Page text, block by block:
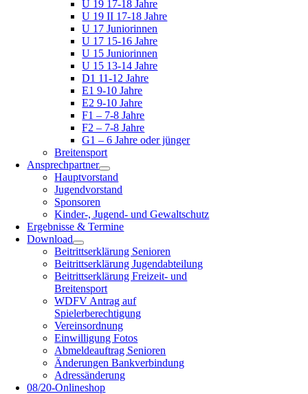
U 19 17-18 Jahre
U 19 II 17-18 Jahre
U 17 Juniorinnen
U 17 15-16 Jahre
U 15 Juniorinnen
U 15 13-14 Jahre
D1 11-12 Jahre
E1 9-10 Jahre
E2 9-10 Jahre
F1 – 7-8 Jahre
F2 – 7-8 Jahre
G1 – 6 Jahre oder jünger
Breitensport
Ansprechpartner
Hauptvorstand
Jugendvorstand
Sponsoren
Kinder-, Jugend- und Gewaltschutz
Ergebnisse & Termine
Download
Beitrittserklärung Senioren
Beitrittserklärung Jugendabteilung
Beitrittserklärung Freizeit- und
Breitensport
WDFV Antrag auf
Spielerberechtigung
Vereinsordnung
Einwilligung Fotos
Abmeldeauftrag Senioren
Änderungen Bankverbindung
Adressänderung
08/20-Onlineshop